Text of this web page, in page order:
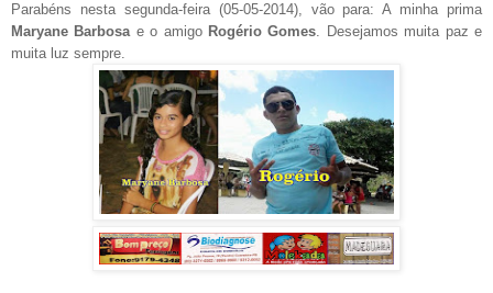
Parabéns nesta segunda-feira (05-05-2014), vão para: A minha prima
Maryane Barbosae o amigo Rogério Gomes. Desejamos muita paz e
muita luz sempre.